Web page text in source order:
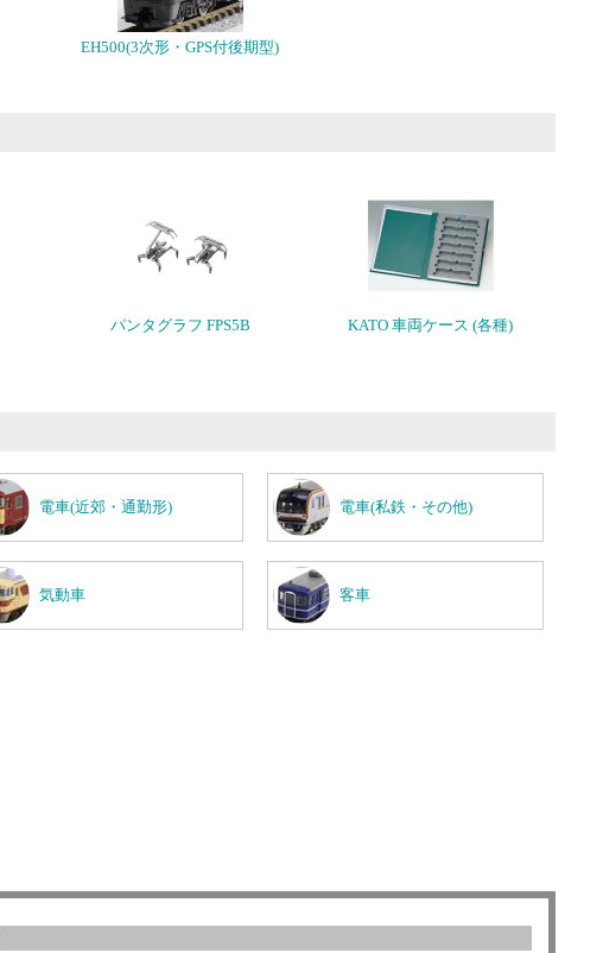
EH500(3次形・GPS付後期型)
パンタグラフ FPS5B KATO 車両ケース (各種)
電車(近郊・通勤形) 電車(私鉄・その他)
気動車 客車